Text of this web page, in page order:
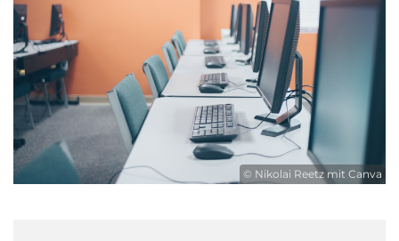
© Nikolai Reetz mit Canva